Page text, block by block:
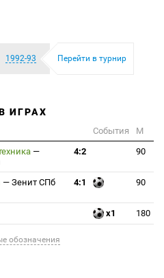
1992-93 Перейти в турнир
ИГРАХ
События
М
—
4:2 90
— Зенит СПб 4:1 90
x1 180
обозначения